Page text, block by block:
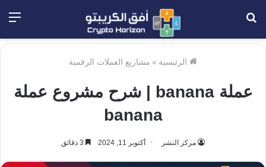
الرئيسية » مشاريع العملات الرقمية
عملة banana | شرح مشروع عملة
banana
مركز النشر أكتوبر 11, 2024